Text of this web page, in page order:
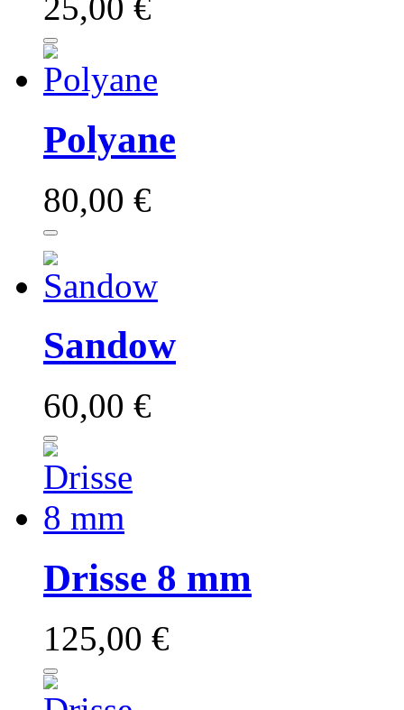
Polyane
80,00 €
Sandow
60,00 €
Drisse 8 mm
125,00 €